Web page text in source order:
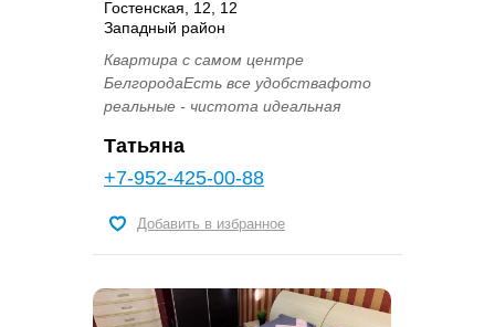
Гостенская, 12, 12
Западный район
Квартира с самом центре
БелгородаЕсть все удобствафото
реальные - чистота идеальная
Татьяна
+7-952-425-00-88
Добавить в избранное